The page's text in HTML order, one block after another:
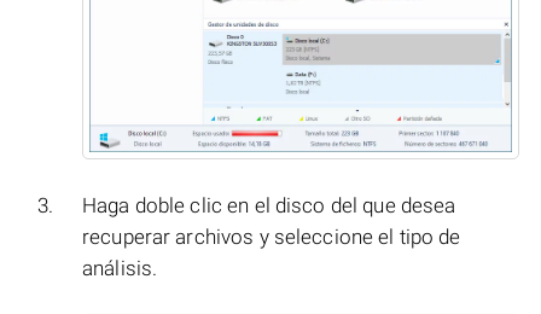
Haga doble clic en el disco del que desea
recuperar archivos y seleccione el tipo de
análisis.